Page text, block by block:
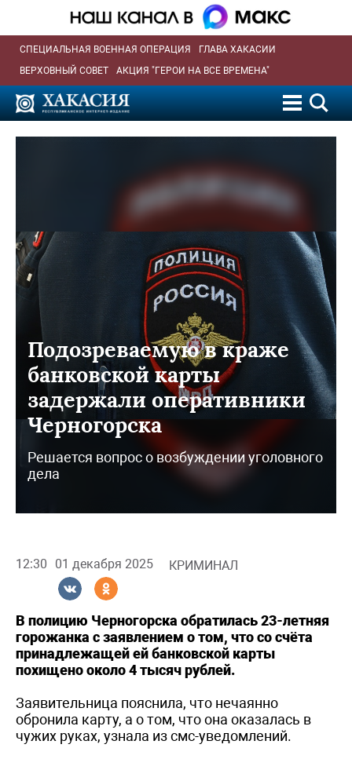
СПЕЦИАЛЬНАЯ ВОЕННАЯ ОПЕРАЦИЯ
ГЛАВА ХАКАСИИ
ВЕРХОВНЫЙ СОВЕТ
АКЦИЯ "ГЕРОИ НА ВСЕ ВРЕМЕНА"
Подозреваемую в краже
банковской карты
задержали оперативники
Черногорска
Решается вопрос о возбуждении уголовного
дела
12:30 01 декабря 2025 КРИМИНАЛ
В полицию Черногорска обратилась 23-летняя
горожанка с заявлением о том, что со счёта
принадлежащей ей банковской карты
похищено около 4 тысяч рублей.
Заявительница пояснила, что нечаянно
обронила карту, а о том, что она оказалась в
чужих руках, узнала из смс-уведомлений.